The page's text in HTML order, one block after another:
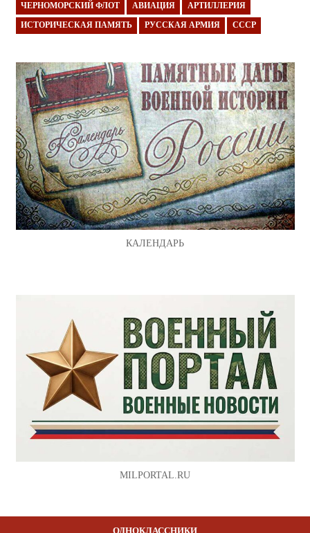
ЧЕРНОМОРСКИЙ ФЛОТ АВИАЦИЯ АРТИЛЛЕРИЯ
ИСТОРИЧЕСКАЯ ПАМЯТЬ РУССКАЯ АРМИЯ СССР
КАЛЕНДАРЬ
MILPORTAL.RU
ОДНОКЛАССНИКИ